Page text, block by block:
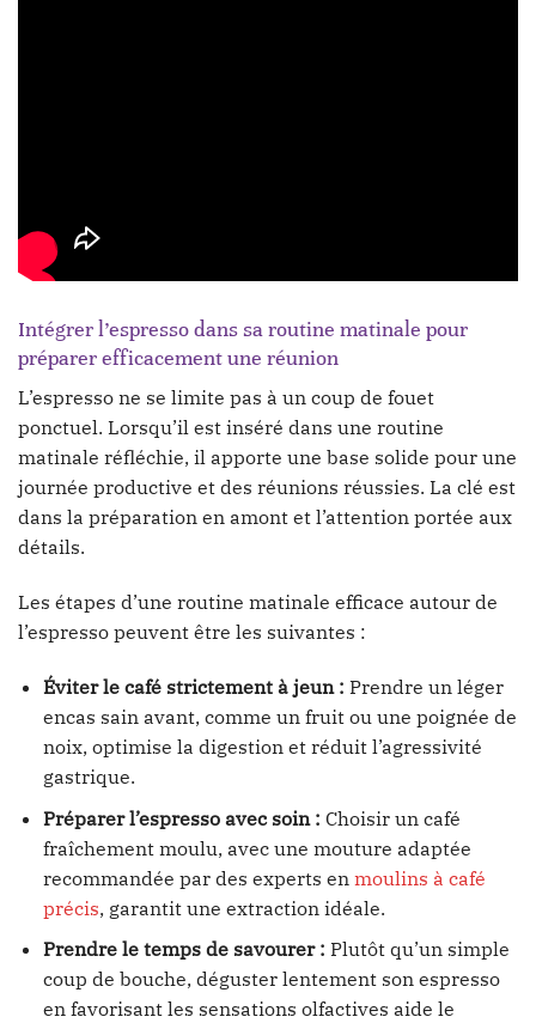
Intégrer l’espresso dans sa routine matinale pour
préparer efficacement une réunion
L’espresso ne se limite pas à un coup de fouet
ponctuel. Lorsqu’il est inséré dans une routine
matinale réfléchie, il apporte une base solide pour une
journée productive et des réunions réussies. La clé est
dans la préparation en amont et l’attention portée aux
détails.
Les étapes d’une routine matinale efficace autour de
l’espresso peuvent être les suivantes :
Éviter le café strictement à jeun : Prendre un léger
encas sain avant, comme un fruit ou une poignée de
noix, optimise la digestion et réduit l’agressivité
gastrique.
Préparer l’espresso avec soin : Choisir un café
fraîchement moulu, avec une mouture adaptée
recommandée par des experts en moulins à café
précis, garantit une extraction idéale.
Prendre le temps de savourer : Plutôt qu’un simple
coup de bouche, déguster lentement son espresso
en favorisant les sensations olfactives aide le